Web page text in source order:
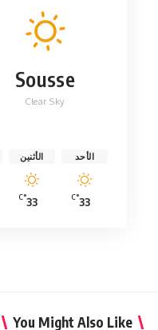
Sousse
Clear Sky
الأحد
33
°C
الأثنين
33
°C
You Might Also Like